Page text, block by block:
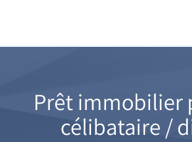
Prêt immobilier
célibataire /